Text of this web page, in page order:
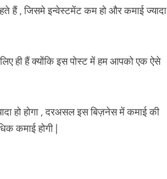
हैं , जिसमे इन्वेस्टमेंट कम हो और कमाई ज्यादा
ही हैं क्योंकि इस पोस्ट में हम आपको एक ऐसे
हो होगा , दरअसल इस बिज़नेस में कमाई की
कमाई होगी |